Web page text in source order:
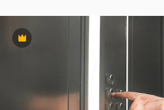
Премиум